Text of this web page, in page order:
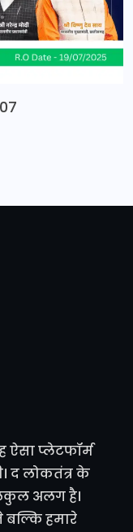
प्लेटफॉर्म
द लोकतंत्र के
अलग है।
बल्कि हमारे